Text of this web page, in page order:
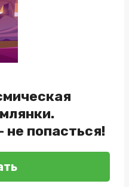
не попасться!